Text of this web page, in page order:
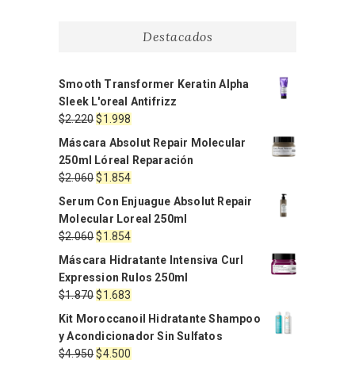
Destacados
Smooth Transformer Keratin Alpha
Sleek L'oreal Antifrizz
$2.220El
precio
original
era:
$2.220.
$1.998
precio
actual
es:
$1.998.
Máscara Absolut Repair Molecular
250ml Lóreal Reparación
$2.060El
precio
original
era:
$2.060.
$1.854El
precio
actual
es:
$1.854.
Serum Con Enjuague Absolut Repair
Molecular Loreal 250ml
$2.060El
precio
original
era:
$2.060.
$1.854El
actual
es:
$1.854.
Máscara Hidratante Intensiva Curl
Expression Rulos 250ml
$1.870El
original
era:
$1.870.
$1.683
precio
actual
es:
$1.683.
Kit Moroccanoil Hidratante Shampoo
y Acondicionador Sin Sulfatos
$4.950El
$4.500